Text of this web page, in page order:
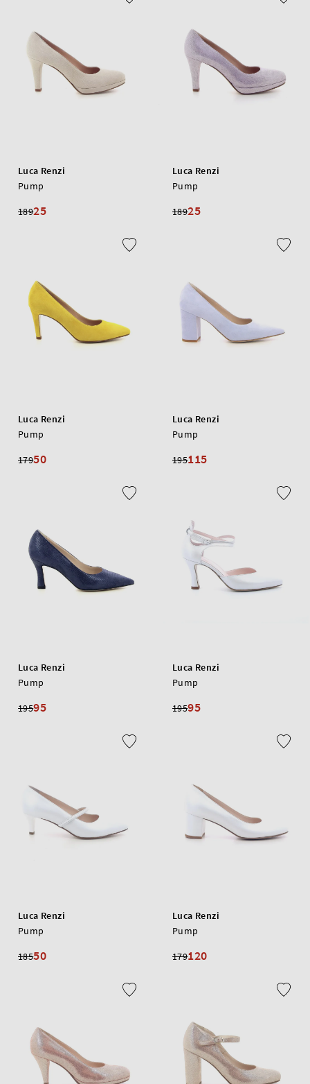
Luca Renzi
Pump
18925
Luca Renzi
Pump
18925
Luca Renzi
Pump
17950
Luca Renzi
Pump
195115
Luca Renzi
Pump
19595
Luca Renzi
Pump
19595
Luca Renzi
Pump
18550
Luca Renzi
Pump
179120